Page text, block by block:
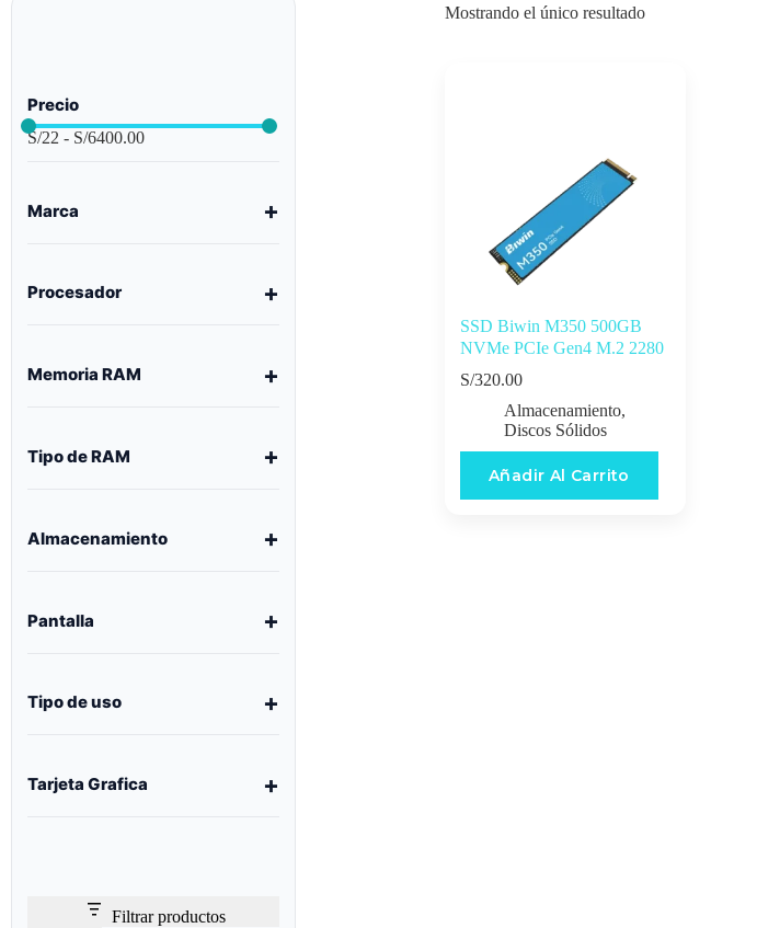
Mostrando el único resultado
SSD Biwin M350 500GB
NVMe PCIe Gen4 M.2 2280
S/320.00
Almacenamiento,
Discos Sólidos
Añadir Al Carrito
Precio
S/22 - S/6400.00
Marca
Procesador
Memoria RAM
Tipo de RAM
Almacenamiento
Pantalla
Tipo de uso
Tarjeta Grafica
Filtrar productos